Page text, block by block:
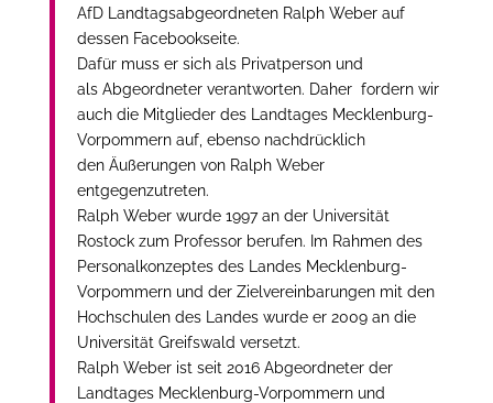
AfD Landtagsabgeordneten Ralph Weber auf
dessen Facebookseite.
Dafür muss er sich als Privatperson und
als Abgeordneter verantworten. Daher fordern wir
auch die Mitglieder des Landtages Mecklenburg-
Vorpommern auf, ebenso nachdrücklich
den Äußerungen von Ralph Weber
entgegenzutreten.
Ralph Weber wurde 1997 an der Universität
Rostock zum Professor berufen. Im Rahmen des
Personalkonzeptes des Landes Mecklenburg-
Vorpommern und der Zielvereinbarungen mit den
Hochschulen des Landes wurde er 2009 an die
Universität Greifswald versetzt.
Ralph Weber ist seit 2016 Abgeordneter der
Landtages Mecklenburg-Vorpommern und